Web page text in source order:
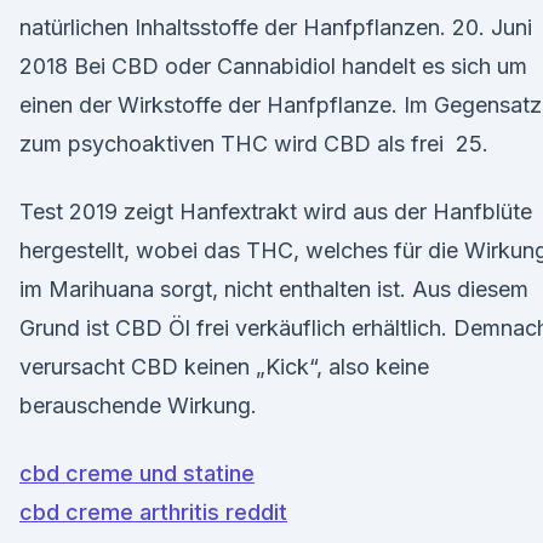
natürlichen Inhaltsstoffe der Hanfpflanzen. 20. Juni
2018 Bei CBD oder Cannabidiol handelt es sich um
einen der Wirkstoffe der Hanfpflanze. Im Gegensatz
zum psychoaktiven THC wird CBD als frei 25.
Test 2019 zeigt Hanfextrakt wird aus der Hanfblüte
hergestellt, wobei das THC, welches für die
im Marihuana sorgt, nicht enthalten ist. Aus diesem
Grund ist CBD Öl frei verkäuflich erhältlich.
verursacht CBD keinen „Kick“, also keine
berauschende Wirkung.
cbd creme und statine
cbd creme arthritis reddit